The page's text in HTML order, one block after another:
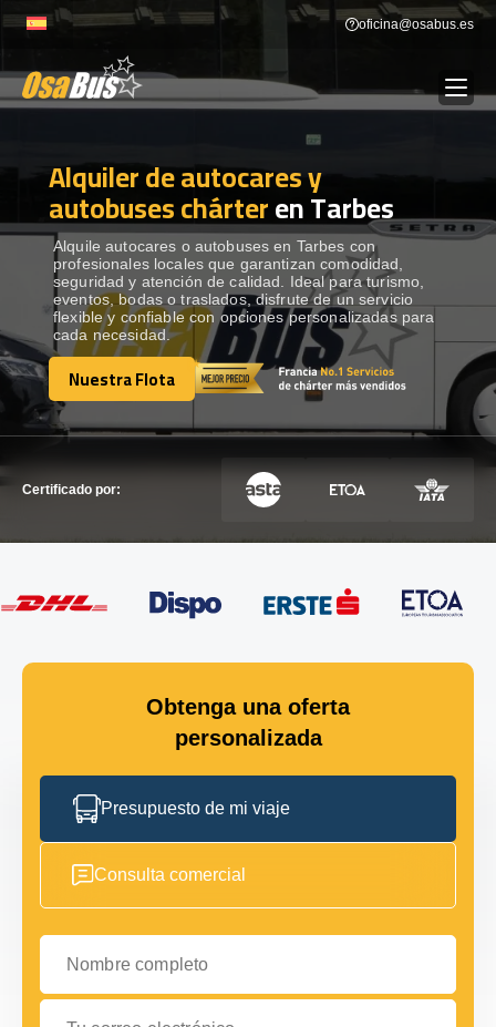
to
oficina@osabus.es
ALQUILER DE AUTOCARES
DESTINOS Show dropdown
RECORRIDAS Show dropdown
FLOTA
Alquiler de autocares y
autobuses chárteren Tarbes
Alquile autocares o autobuses en Tarbes con
profesionales locales que garantizan comodidad,
seguridad y atención de calidad. Ideal para turismo,
eventos, bodas o traslados, disfrute de un servicio
flexible y confiable con opciones personalizadas para
cada necesidad.
Nuestra Flota
Nuestra Flota
Certificado por:
Obtenga una oferta
personalizada
Presupuesto de mi viaje
Consulta comercial
Nombre completo
Tu correo electrónico